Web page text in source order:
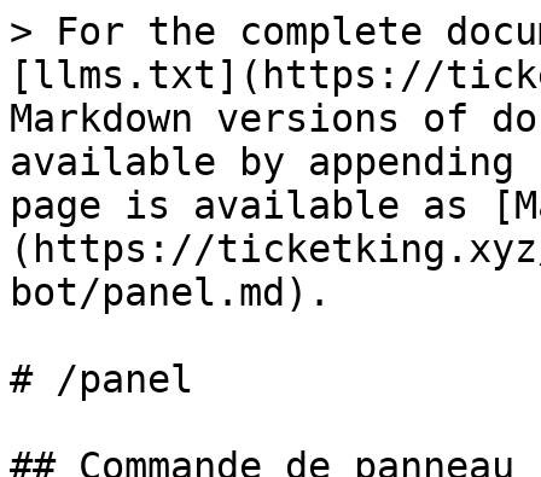
> For the complete
[llms.txt](https://
Markdown versions of
available by
page is available as
(https://ticketking.xyz/
bot/panel.md).
# /panel
## Commande de panneau